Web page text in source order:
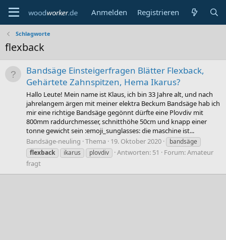
Anmelden Registrieren
Schlagworte
flexback
Bandsäge Einsteigerfragen Blätter Flexback,
Gehärtete Zahnspitzen, Hema Ikarus?
Hallo Leute! Mein name ist Klaus, ich bin 33 Jahre alt, und nach
jahrelangem ärgen mit meiner elektra Beckum Bandsäge hab ich
mir eine richtige Bandsäge gegönnt dürfte eine Plovdiv mit
800mm raddurchmesser, schnitthöhe 50cm und knapp einer
tonne gewicht sein :emoji_sunglasses: die maschine ist...
Bandsäge-neuling Thema 19. Oktober 2020
bandsäge
flexback
ikarus plovdiv Antworten: 51 Forum:Amateur
fragt